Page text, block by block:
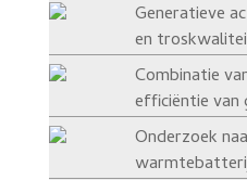
Generatieve
en
Combinatie
efficiëntie
Onderzoek